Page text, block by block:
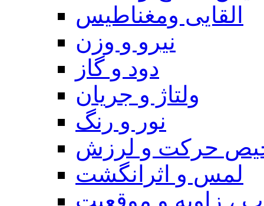
القایی ومغناطیس
نیرو و وزن
دود و گاز
ولتاژ و جریان
نور و رنگ
حرکت و لرزش
لمس و اثرانگشت
، زاویه و موقعیت